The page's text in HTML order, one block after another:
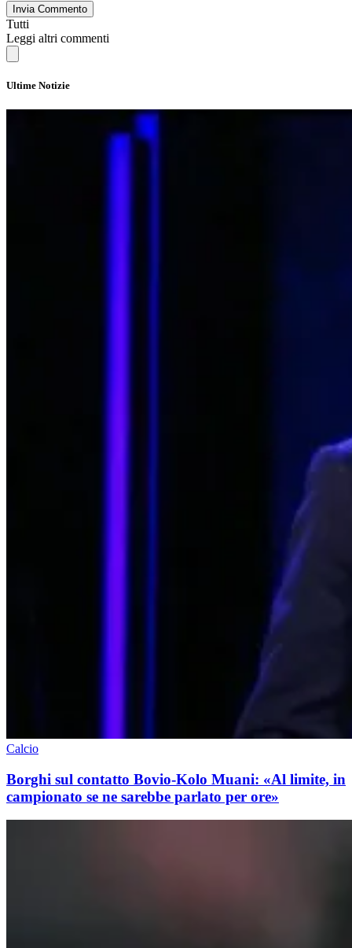
Invia Commento
Tutti
Leggi altri commenti
Ultime Notizie
Calcio
Borghi sul contatto Bovio-Kolo Muani: «Al limite, in
campionato se ne sarebbe parlato per ore»